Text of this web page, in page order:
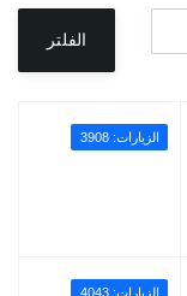
الفلتر
الزيارات: 3908
الزيارات: 4043